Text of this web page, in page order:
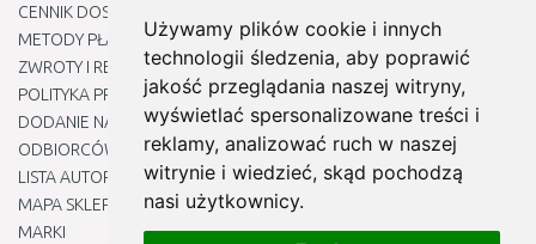
Używamy plików cookie i innych
technologii śledzenia, aby poprawić
jakość przeglądania naszej witryny,
wyświetlać spersonalizowane treści i
reklamy, analizować ruch w naszej
witrynie i wiedzieć, skąd pochodzą
nasi użytkownicy.
CENNIK DOSTAWY
METODY PŁATNOŚCI
ZWROTY I REKLAMACJE PRODUKTÓW
POLITYKA PRYWATNOŚCI
DODANIE NASZYCH ADRESÓW E-MAIL DO LISTY ZAUFANYCH
ODBIORCÓW
LISTA AUTORYZOWANYCH CENTRÓW SERWISOWYCH
MAPA SKLEPU
MARKI